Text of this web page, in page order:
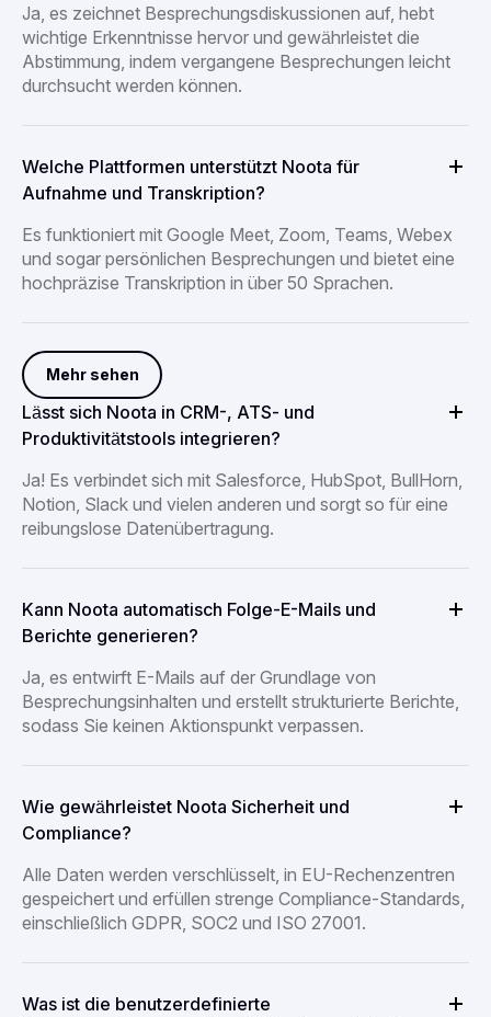
Ja, es zeichnet Besprechungsdiskussionen auf, hebt
wichtige Erkenntnisse hervor und gewährleistet die
Abstimmung, indem vergangene Besprechungen leicht
durchsucht werden können.
Welche Plattformen unterstützt Noota für
Aufnahme und Transkription?
Es funktioniert mit Google Meet, Zoom, Teams, Webex
und sogar persönlichen Besprechungen und bietet eine
hochpräzise Transkription in über 50 Sprachen.
Mehr sehen
Lässt sich Noota in CRM-, ATS- und
Produktivitätstools integrieren?
Ja! Es verbindet sich mit Salesforce, HubSpot, BullHorn,
Notion, Slack und vielen anderen und sorgt so für eine
reibungslose Datenübertragung.
Kann Noota automatisch Folge-E-Mails und
Berichte generieren?
Ja, es entwirft E-Mails auf der Grundlage von
Besprechungsinhalten und erstellt strukturierte Berichte,
sodass Sie keinen Aktionspunkt verpassen.
Wie gewährleistet Noota Sicherheit und
Compliance?
Alle Daten werden verschlüsselt, in EU-Rechenzentren
gespeichert und erfüllen strenge Compliance-Standards,
einschließlich GDPR, SOC2 und ISO 27001.
Was ist die benutzerdefinierte